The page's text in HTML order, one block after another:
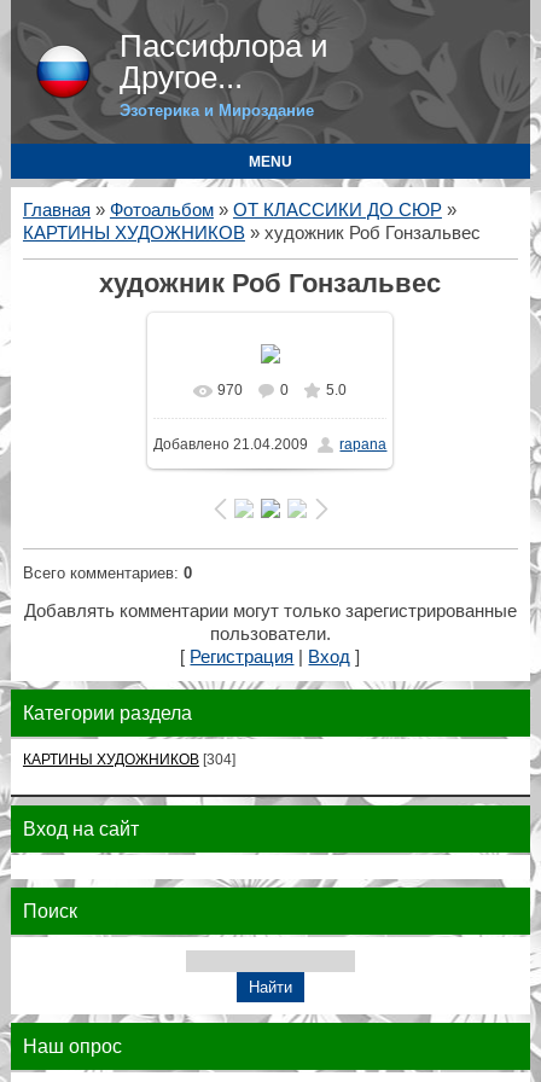
Пассифлора и
Другое...
Эзотерика и Мироздание
MENU
Главная » Фотоальбом» ОТ КЛАССИКИ ДО СЮР»
КАРТИНЫ ХУДОЖНИКОВ» художник Роб Гонзальвес
художник Роб Гонзальвес
970 0 5.0
Добавлено 21.04.2009 rapana
Всего комментариев: 0
Добавлять комментарии могут только зарегистрированные
пользователи.
[ Регистрация Вход ]
Категории раздела
КАРТИНЫ ХУДОЖНИКОВ [304]
Вход на сайт
Поиск
Наш опрос